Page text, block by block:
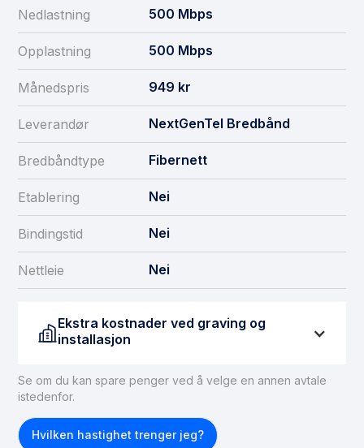
Nedlastning 500 Mbps
Opplastning 500 Mbps
Månedspris 949 kr
Leverandør NextGenTel Bredbånd
Bredbåndtype Fibernett
Etablering Nei
Bindingstid Nei
Nettleie Nei
Ekstra kostnader ved graving og
installasjon
Hvis du ikke har tilgang til fiber, må dette ordnes før
fiberforbindelse til boligen, kan du forvente
gravekostnader på mellom 15 000 og 30 000 kroner.
Se om du kan spare penger ved å velge en annen avtale
istedenfor.
Hvilken hastighet trenger jeg?